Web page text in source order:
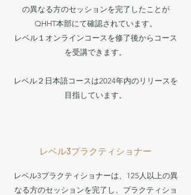
の異なる方のセッションを完了したことが
QHHT本部にて確認されています。
レベル１オンラインコースを修了後からコース
を受講できます。
レベル２日本語コースは2024年内のリリースを
目指しています。
レベル3プラクティショナー
レベル3プラクティショナーは、125人以上の異
なる方のセッションを完了し、プラクティショ